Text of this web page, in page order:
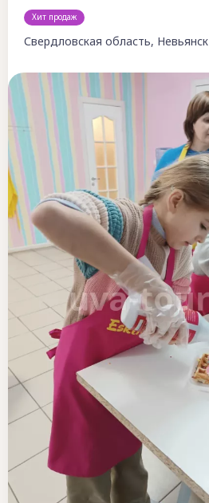
Хит продаж
Свердловская область, Невьянск